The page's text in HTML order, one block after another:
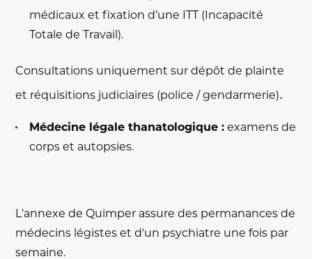
médicaux et fixation d’une ITT (Incapacité
Totale de Travail).
Consultations uniquement sur dépôt de plainte
et réquisitions judiciaires (police / gendarmerie).
Médecine légale thanatologique : examens de
corps et autopsies.
L'annexe de Quimper assure des permanances de
médecins légistes et d'un psychiatre une fois par
semaine.